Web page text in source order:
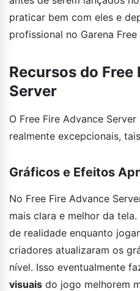
praticar bem com eles e
profissional no Garena
Recursos do Free
Server
O Free Fire Advance
realmente excepcionais,
Gráficos e Efeitos
No Free Fire Advance
mais clara e melhor da
de realidade enquanto
criadores atualizaram os
nível. Isso eventualmente
visuais do jogo melhorem